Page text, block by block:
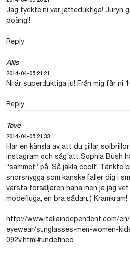
Jag tyckte ni var jätteduktiga! Juryn
poäng!!
Reply
Allis
2014-04-05 21:21
Ni är superduktiga ju! Från mig får ni
Reply
Tove
2014-04-05 21:33
Har en känsla av att du gillar
instagram och såg att Sophia Bush
“sammet” på. Så jäkla coolt! Tänkte
snorsnygga som kanske faller dig i
värsta försäljaren haha men ja jag
modefluga, en bra sådan..) Kramkram!
http://www.italiaindependent.com/
eyewear/sunglasses-men-women-
092v.html#undefined